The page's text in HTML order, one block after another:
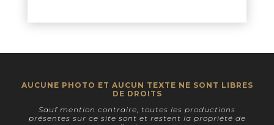
AUCUNE PHOTO ET AUCUN TEXTE NE SONT LIBRES
DE DROITS
Sauf mention contraire, toutes les productions
présentes sur ce site sont et restent la propriété de